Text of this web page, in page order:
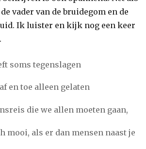
vader van de bruidegom en de
Ik luister en kijk nog een keer
soms tegenslagen
en toe alleen gelaten
die we allen moeten gaan,
mooi, als er dan mensen naast je